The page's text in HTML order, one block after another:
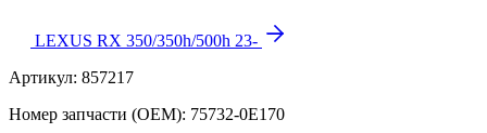
LEXUS RX 350/350h/500h 23-
Артикул: 857217
Номер запчасти (OEM): 75732-0E170